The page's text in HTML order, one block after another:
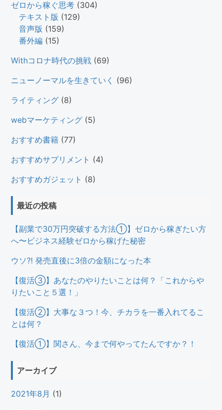
ゼロから稼ぐ思考 (304)
テキスト版 (129)
音声版 (159)
番外編 (15)
Withコロナ時代の挑戦 (69)
ニューノーマルを生きていく (96)
ライティング (8)
webマーケティング (5)
おすすめ書籍 (77)
おすすめサプリメント (4)
おすすめガジェット (8)
最近の投稿
【副業で30万円突破する方法①】ゼロから稼ぎたい方
へ〜ビジネス経験ゼロから稼げた秘密
ウソ?! 発売直後に3倍の金額になった本
【復活③】あなたのやりたいことは何？「これからや
りたいこと５選！」
【復活②】大事な３つ！今、チカラを一番入れてるこ
とは何？
【復活①】関さん、今まで何やってたんですか？！
アーカイブ
2021年8月 (1)